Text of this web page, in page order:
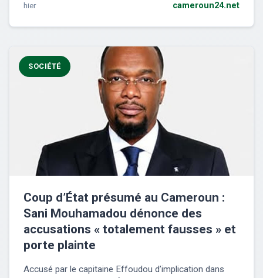
hier cameroun24.net
SOCIÉTÉ
Coup d’État présumé au Cameroun :
Sani Mouhamadou dénonce des
accusations « totalement fausses » et
porte plainte
Accusé par le capitaine Effoudou d’implication dans